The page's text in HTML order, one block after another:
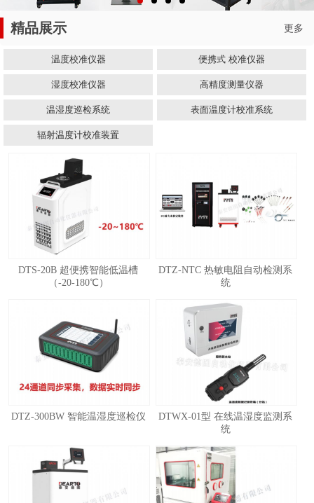
3 4
精品展示 更多
温度校准仪器 便携式 校准仪器
湿度校准仪器 高精度测量仪器
温湿度巡检系统 表面温度计校准系统
辐射温度计校准装置
DTS-20B 超便携智能低温槽
（-20-180℃）
DTZ-NTC 热敏电阻自动检测系
统
DTZ-300BW 智能温湿度巡检仪
DTWX-01型 在线温湿度监测系
统